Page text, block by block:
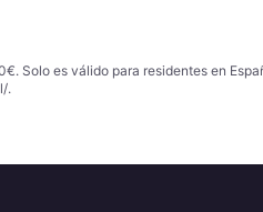
Solo es válido para residentes en
.